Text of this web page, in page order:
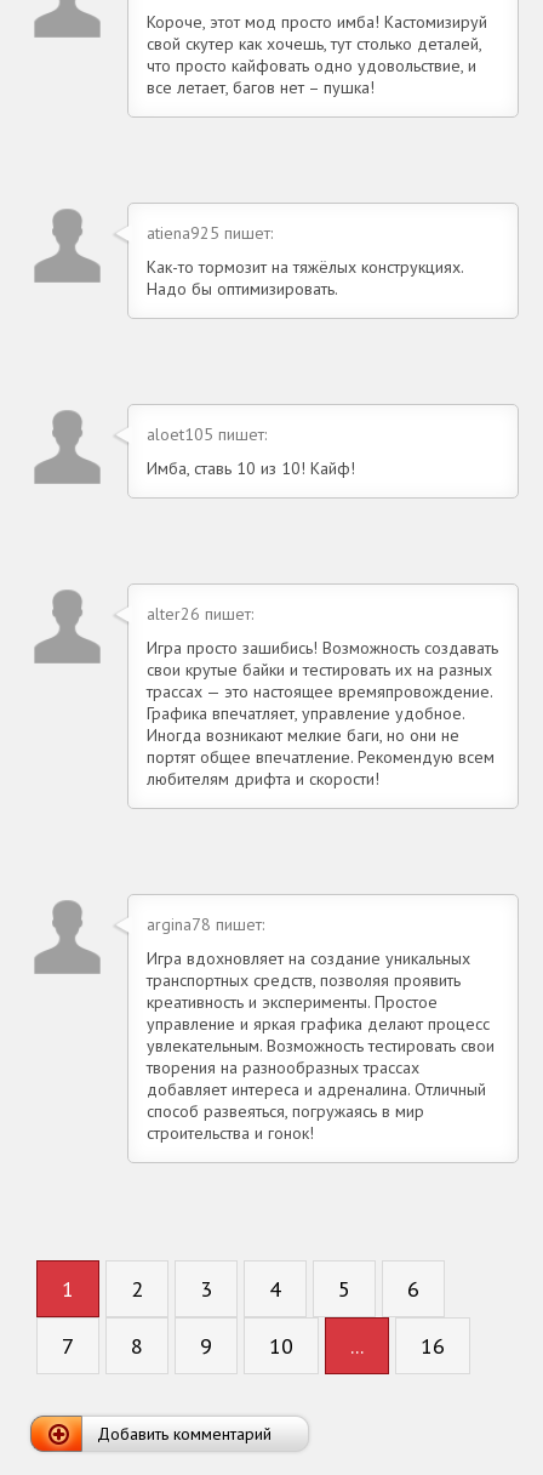
Короче, этот мод просто имба! Кастомизируй
свой скутер как хочешь, тут столько деталей,
что просто кайфовать одно удовольствие, и
все летает, багов нет – пушка!
atiena925 пишет:
Как-то тормозит на тяжёлых конструкциях.
Надо бы оптимизировать.
aloet105 пишет:
Имба, ставь 10 из 10! Кайф!
alter26 пишет:
Игра просто зашибись! Возможность создавать
свои крутые байки и тестировать их на разных
трассах — это настоящее времяпровождение.
Графика впечатляет, управление удобное.
Иногда возникают мелкие баги, но они не
портят общее впечатление. Рекомендую всем
любителям дрифта и скорости!
argina78 пишет:
Игра вдохновляет на создание уникальных
транспортных средств, позволяя проявить
креативность и эксперименты. Простое
управление и яркая графика делают процесс
увлекательным. Возможность тестировать свои
творения на разнообразных трассах
добавляет интереса и адреналина. Отличный
способ развеяться, погружаясь в мир
строительства и гонок!
1 2 3 4 5 6
7 8 9 10 ... 16
Добавить комментарий